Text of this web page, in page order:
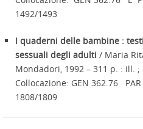
1492/1493
I quaderni delle bambine :
sessuali degli adulti / Maria
Mondadori, 1992 – 311 p. : ill. ;
Collocazione: GEN 362.76
1808/1809